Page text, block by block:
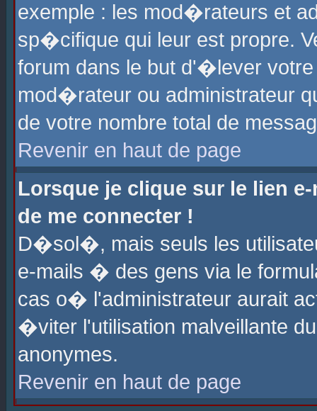
exemple : les mod�rateurs et
sp�cifique qui leur est propre.
forum dans le but d'�lever
mod�rateur ou administrateur
de votre nombre total de
Revenir en haut de page
Lorsque je clique sur le lien
de me connecter !
D�sol�, mais seuls les
e-mails � des gens via le
cas o� l'administrateur aurait
�viter l'utilisation malveillante
anonymes.
Revenir en haut de page